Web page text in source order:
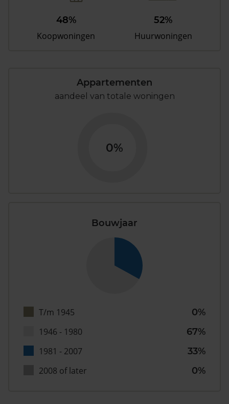
48%
Koopwoningen
52%
Huurwoningen
Appartementen
aandeel van totale woningen
0%
Bouwjaar
T/m 1945
0%
1946 - 1980
67%
1981 - 2007
33%
2008 of later
0%